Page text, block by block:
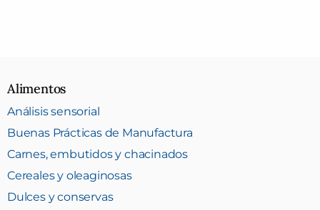
Alimentos
Análisis sensorial
Buenas Prácticas de Manufactura
Carnes, embutidos y chacinados
Cereales y oleaginosas
Dulces y conservas